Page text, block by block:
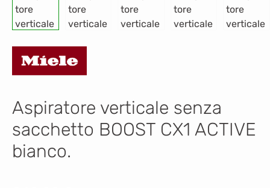
Aspiratore verticale senza
sacchetto BOOST CX1 ACTIVE
bianco.